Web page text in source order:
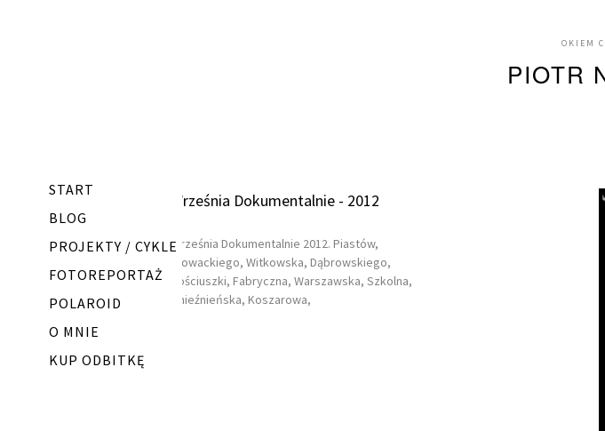
START
BLOG
PROJEKTY / CYKLE
FOTOREPORTAŻ
POLAROID
O MNIE
KUP ODBITKĘ
OKIEM
PIOTR
Września Dokumentalnie - 2012
Września Dokumentalnie 2012. Piastów,
Słowackiego, Witkowska, Dąbrowskiego,
Kościuszki, Fabryczna, Warszawska, Szkolna,
Gnieźnieńska, Koszarowa,